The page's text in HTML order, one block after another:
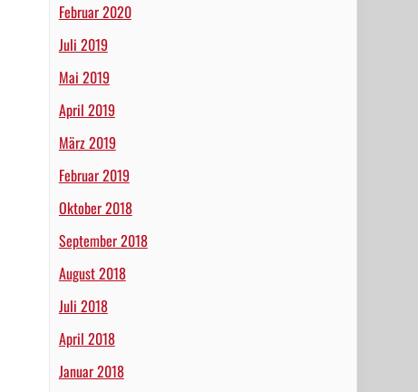
Februar 2020
Juli 2019
Mai 2019
April 2019
März 2019
Februar 2019
Oktober 2018
September 2018
August 2018
Juli 2018
April 2018
Januar 2018